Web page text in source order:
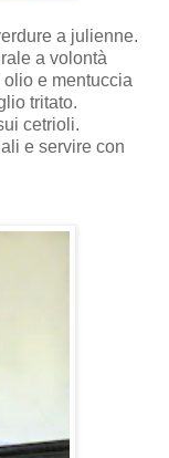
a julienne.
a volontà
e mentuccia
tritato.
cetrioli.
e servire con